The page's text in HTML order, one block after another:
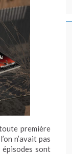
première
n’avait pas
sont